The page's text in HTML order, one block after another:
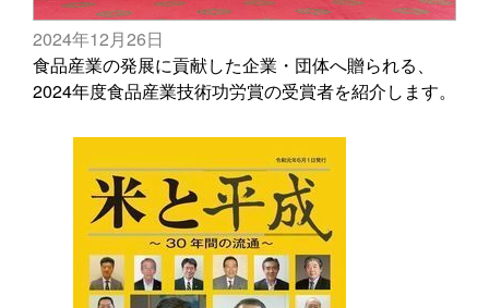
2024年12月26日
食品産業の発展に貢献した企業・団体へ贈られる、
2024年度食品産業技術功労賞の受賞者を紹介します。